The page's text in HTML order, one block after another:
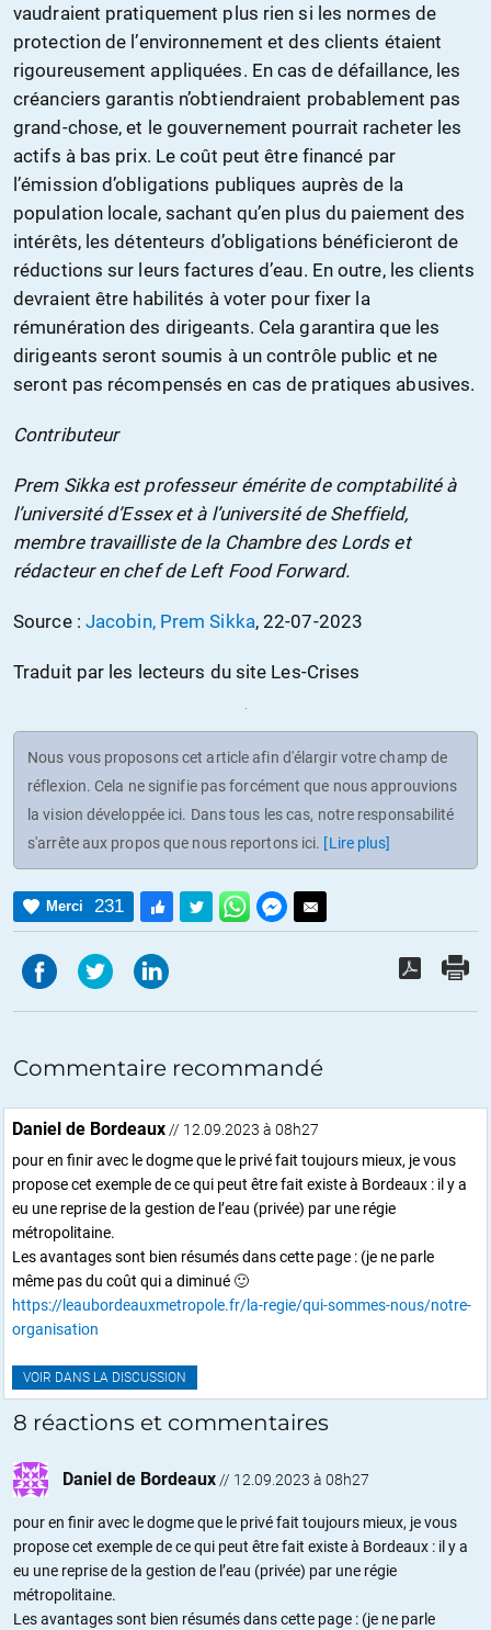
vaudraient pratiquement plus rien si les normes de
protection de l’environnement et des clients étaient
rigoureusement appliquées. En cas de défaillance, les
créanciers garantis n’obtiendraient probablement pas
grand-chose, et le gouvernement pourrait racheter les
actifs à bas prix. Le coût peut être financé par
l’émission d’obligations publiques auprès de la
population locale, sachant qu’en plus du paiement des
intérêts, les détenteurs d’obligations bénéficieront de
réductions sur leurs factures d’eau. En outre, les clients
devraient être habilités à voter pour fixer la
rémunération des dirigeants. Cela garantira que les
dirigeants seront soumis à un contrôle public et ne
seront pas récompensés en cas de pratiques abusives.
Contributeur
Prem Sikka est professeur émérite de comptabilité à
l’université d’Essex et à l’université de Sheffield,
membre travailliste de la Chambre des Lords et
rédacteur en chef de Left Food Forward.
Source : Jacobin, Prem Sikka, 22-07-2023
Traduit par les lecteurs du site Les-Crises
Nous vous proposons cet article afin d'élargir votre champ de
réflexion. Cela ne signifie pas forcément que nous approuvions
la vision développée ici. Dans tous les cas, notre responsabilité
s'arrête aux propos que nous reportons ici. [Lire plus]
Merci 231
Commentaire recommandé
Daniel de Bordeaux // 12.09.2023 à 08h27
pour en finir avec le dogme que le privé fait toujours mieux, je vous
propose cet exemple de ce qui peut être fait existe à Bordeaux : il y a
eu une reprise de la gestion de l’eau (privée) par une régie
métropolitaine.
Les avantages sont bien résumés dans cette page : (je ne parle
même pas du coût qui a diminué 🙂
https://leaubordeauxmetropole.fr/la-regie/qui-sommes-nous/notre-
organisation
VOIR DANS LA DISCUSSION
8 réactions et commentaires
Daniel de Bordeaux // 12.09.2023 à 08h27
pour en finir avec le dogme que le privé fait toujours mieux, je vous
propose cet exemple de ce qui peut être fait existe à Bordeaux : il y a
eu une reprise de la gestion de l’eau (privée) par une régie
métropolitaine.
Les avantages sont bien résumés dans cette page : (je ne parle